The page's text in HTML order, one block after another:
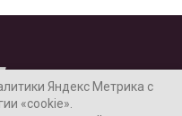
Яндекс Метрика с
«cookie».